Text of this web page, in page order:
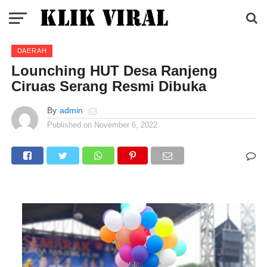
DAERAH
Lounching HUT Desa Ranjeng
Ciruas Serang Resmi Dibuka
By admin
Published on November 6, 2022